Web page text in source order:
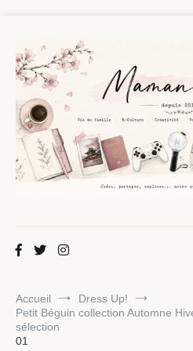
contenu
Maman Chou
Accueil
Dress Up!
Petit Béguin collection Automne
sélection
01